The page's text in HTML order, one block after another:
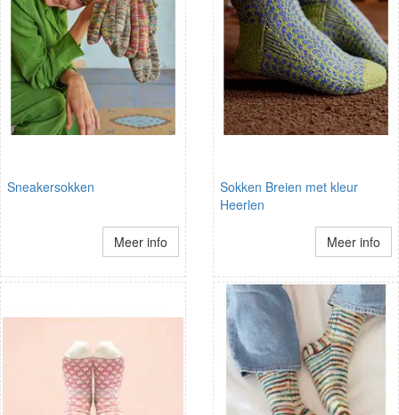
Sneakersokken
Meer info
Sokken Breien met kleur
Heerlen
Meer info